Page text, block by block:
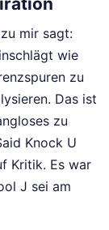
mir sagt:
wie
zu
Das ist
zu
Knock U
Kritik. Es war
J sei am